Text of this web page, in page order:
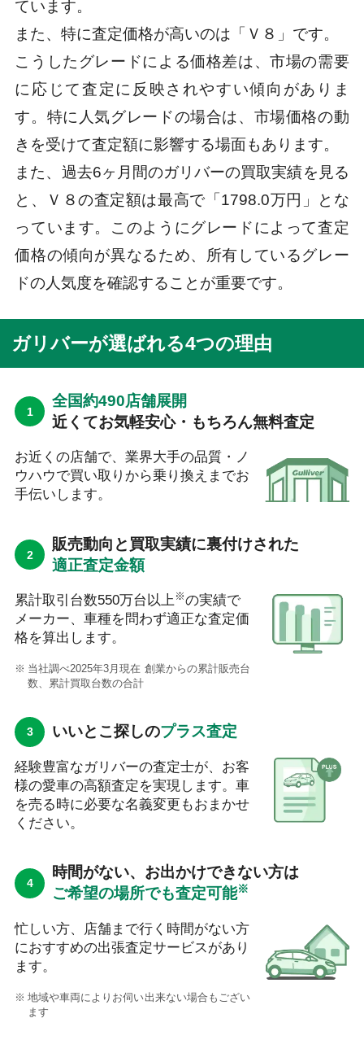
ています。
また、特に査定価格が高いのは「Ｖ８」です。
こうしたグレードによる価格差は、市場の需要
に応じて査定に反映されやすい傾向がありま
す。特に人気グレードの場合は、市場価格の動
きを受けて査定額に影響する場面もあります。
また、過去6ヶ月間のガリバーの買取実績を見る
と、Ｖ８の査定額は最高で「1798.0万円」とな
っています。このようにグレードによって査定
価格の傾向が異なるため、所有しているグレー
ドの人気度を確認することが重要です。
ガリバーが選ばれる4つの理由
全国約490店舗展開
近くてお気軽安心・もちろん無料査定
お近くの店舗で、業界大手の品質・ノ
ウハウで買い取りから乗り換えまでお
手伝いします。
販売動向と買取実績に裏付けされた
適正査定金額
累計取引台数550万台以上 ※の実績で
メーカー、車種を問わず適正な査定価
格を算出します。
当社調べ2025年3月現在 創業からの累計販売台
数、累計買取台数の合計
いいとこ探しのプラス査定
経験豊富なガリバーの査定士が、お客
様の愛車の高額査定を実現します。車
を売る時に必要な名義変更もおまかせ
ください。
時間がない、お出かけできない方は
ご希望の場所でも査定可能※
忙しい方、店舗まで行く時間がない方
におすすめの出張査定サービスがあり
ます。
地域や車両によりお伺い出来ない場合もござい
ます